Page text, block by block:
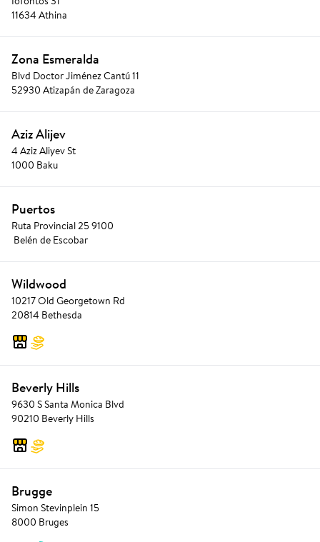
11634 Athina
Zona Esmeralda
Blvd Doctor Jiménez Cantú 11
52930 Atizapán de Zaragoza
Aziz Alijev
4 Aziz Aliyev St
1000 Baku
Puertos
Ruta Provincial 25 9100
Belén de Escobar
Wildwood
10217 Old Georgetown Rd
20814 Bethesda
Beverly Hills
9630 S Santa Monica Blvd
90210 Beverly Hills
Brugge
Simon Stevinplein 15
8000 Bruges